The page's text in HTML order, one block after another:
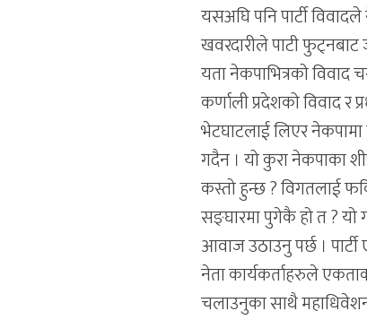
यसअघि पनि पार्टी
खवरदारीले पाटी फुट्नबाट
यता नेकपाभित्रको विवाद
कर्णाली प्रदेशको विवाद
भेटघाटलाई लिएर
गदैन । यो कुरा नेकपाका
कस्तो हुन्छ ? विगतलाई
सङ्घारमा पुगेकै हो त ? यो
आवाज उठाउनु पर्छ ।
नेता कार्यकर्ताहरुले
चलाउनुका साथै